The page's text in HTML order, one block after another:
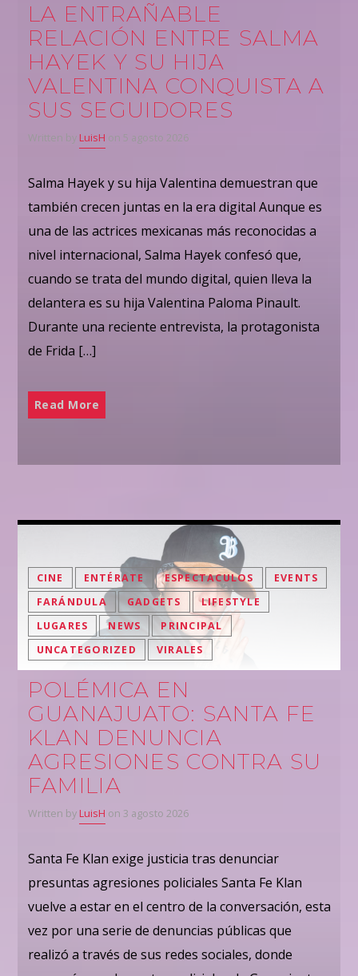
LA ENTRAÑABLE
RELACIÓN ENTRE SALMA
HAYEK Y SU HIJA
VALENTINA CONQUISTA A
SUS SEGUIDORES
Written by LuisH on 5 agosto 2026
Salma Hayek y su hija Valentina demuestran que
también crecen juntas en la era digital Aunque es
una de las actrices mexicanas más reconocidas a
nivel internacional, Salma Hayek confesó que,
cuando se trata del mundo digital, quien lleva la
delantera es su hija Valentina Paloma Pinault.
Durante una reciente entrevista, la protagonista
de Frida […]
Read More
CINE ENTÉRATE ESPECTACULOS
EVENTS
FARÁNDULA
GADGETS
LIFESTYLE
LUGARES
NEWS
PRINCIPAL
UNCATEGORIZED
VIRALES
POLÉMICA EN
GUANAJUATO: SANTA FE
KLAN DENUNCIA
AGRESIONES CONTRA SU
FAMILIA
Written by LuisH on 3 agosto 2026
Santa Fe Klan exige justicia tras denunciar
presuntas agresiones policiales Santa Fe Klan
vuelve a estar en el centro de la conversación, esta
vez por una serie de denuncias públicas que
realizó a través de sus redes sociales, donde